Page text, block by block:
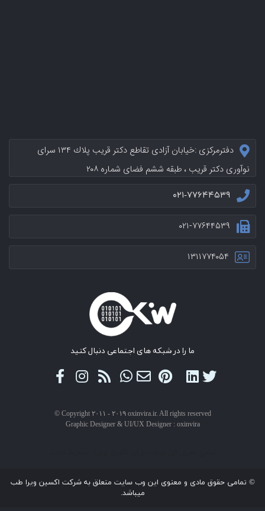
دفترمرکزی :خيابان آزادی تقاطع دکتر قریب پلاك ۱۳۴ سرای
نوآوری دکتر قریب ، طبقه ششم فضای شماره ۲۰۸
۰۲۱-۷۷۶۴۴۵۳۹
۰۲۱-۷۷۶۴۴۵۳۹
ما را در شبکه های اجتماعی دنبال کنید
© Copyright ۲۰۱۱ - ۲۰۱۹ oxinvira.ir. All rights reserved
Graphic Designer & UI/UX Designer : oxinvira
© تمامی حقوق مادی و معنوی این وب سایت متعلق به شرکت اکسین ویرا طب
میباشد.